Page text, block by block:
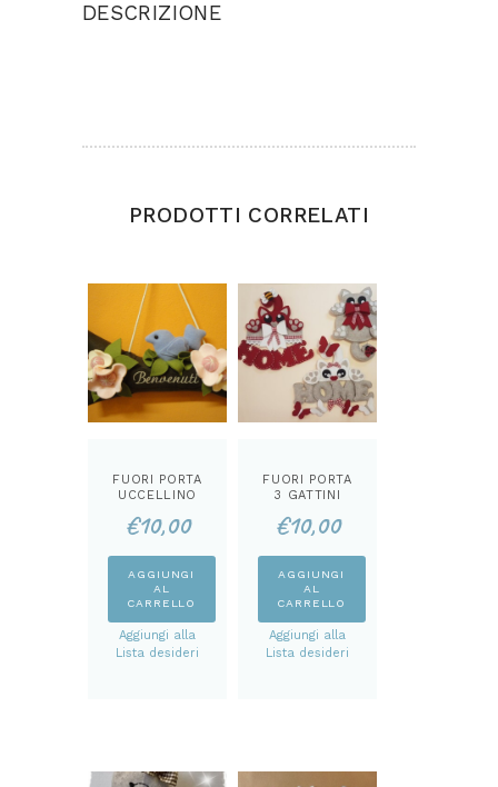
DESCRIZIONE
PRODOTTI CORRELATI
FUORI PORTA
UCCELLINO
CARTAMODEL
€10,00
AGGIUNGI
AL
CARRELLO
Aggiungi alla
Lista desideri
FUORI PORTA
3 GATTINI
LO
€10,00
AGGIUNGI
AL
CARRELLO
Aggiungi alla
Lista desideri